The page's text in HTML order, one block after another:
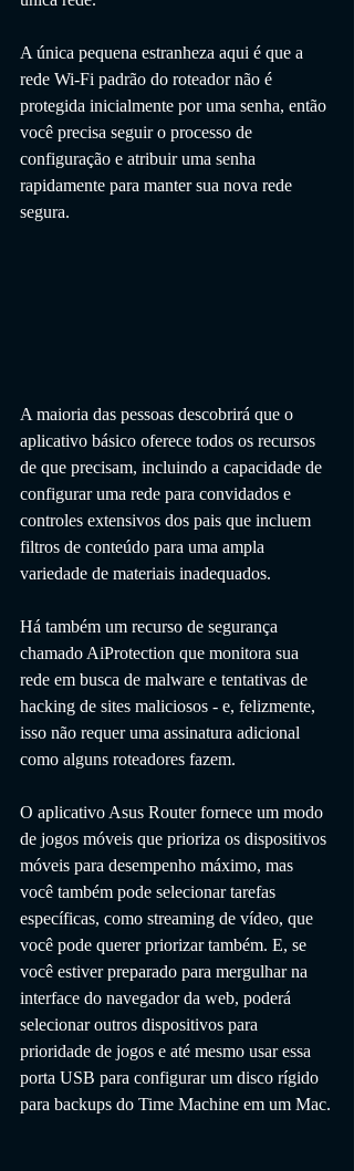
A única pequena estranheza aqui é que a
rede Wi-Fi padrão do roteador não é
protegida inicialmente por uma senha, então
você precisa seguir o processo de
configuração e atribuir uma senha
rapidamente para manter sua nova rede
segura.
A maioria das pessoas descobrirá que o
aplicativo básico oferece todos os recursos
de que precisam, incluindo a capacidade de
configurar uma rede para convidados e
controles extensivos dos pais que incluem
filtros de conteúdo para uma ampla
variedade de materiais inadequados.
Há também um recurso de segurança
chamado AiProtection que monitora sua
rede em busca de malware e tentativas de
hacking de sites maliciosos - e, felizmente,
isso não requer uma assinatura adicional
como alguns roteadores fazem.
O aplicativo Asus Router fornece um modo
de jogos móveis que prioriza os dispositivos
móveis para desempenho máximo, mas
você também pode selecionar tarefas
específicas, como streaming de vídeo, que
você pode querer priorizar também. E, se
você estiver preparado para mergulhar na
interface do navegador da web, poderá
selecionar outros dispositivos para
prioridade de jogos e até mesmo usar essa
porta USB para configurar um disco rígido
para backups do Time Machine em um Mac.